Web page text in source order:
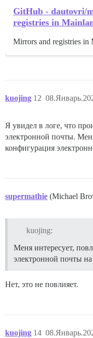
GitHub - dautovri/
registries in
Mirrors and registries in
kuojing 12
Я увидел в логе, что
электронной почты.
конфигурация
supermathie (Michael
kuojing:
Меня интересует,
электронной почты
Нет, это не повлияет.
kuojing 14